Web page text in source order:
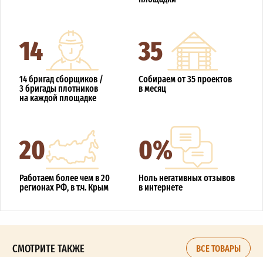
14
14 бригад сборщиков /
3 бригады плотников
на каждой площадке
35
Собираем от 35 проектов
в месяц
20
Работаем более чем в 20
регионах РФ, в т.ч. Крым
0%
Ноль негативных отзывов
в интернете
СМОТРИТЕ ТАКЖЕ ВСЕ ТОВАРЫ